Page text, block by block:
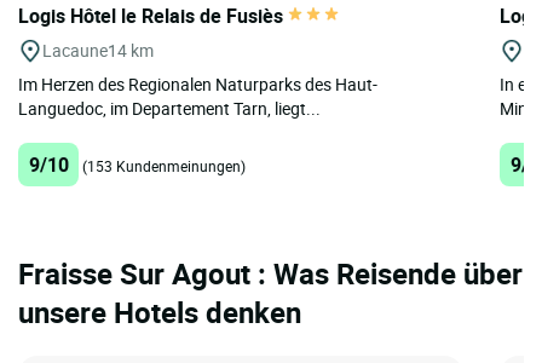
Logis Hôtel le Relais de Fusiès
Lacaune14 km
Im Herzen des Regionalen Naturparks des Haut-
Languedoc, im Departement Tarn, liegt...
9/10 (153 Kundenmeinungen)
In
9/
Fraisse Sur Agout : Was Reisende über
unsere Hotels denken